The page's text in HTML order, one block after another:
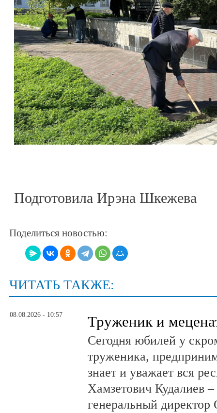
Подготовила Ирэна Шкежева
Поделиться новостью:
ЧИТАТЬ ТАКЖЕ:
08.08.2026 - 10:57 Труженик и
Сегодня юбилей у
труженика,
знает и уважает вся
Хамзетович Кудалиев
генеральный